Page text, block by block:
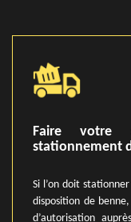
Faire votre
stationnement
Si l’on doit
disposition de
d’autorisation